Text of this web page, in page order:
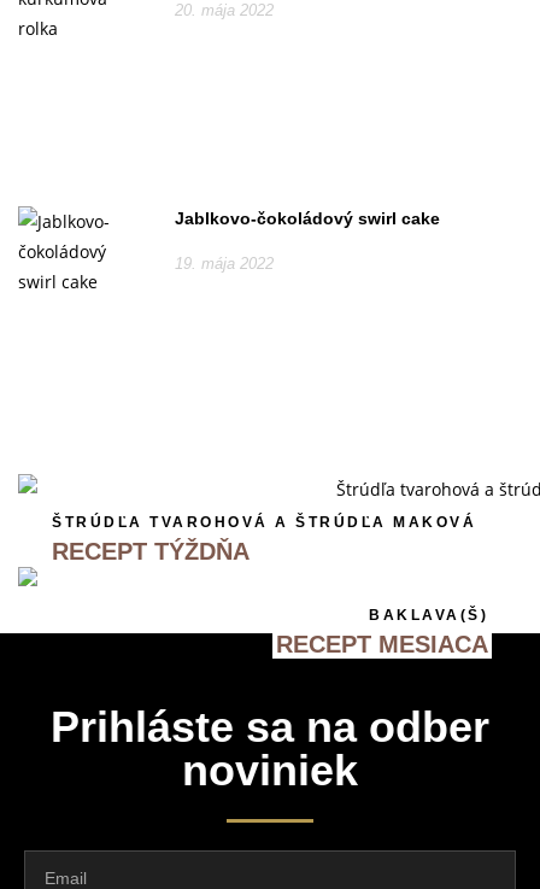
20. mája 2022
Jablkovo-čokoládový swirl cake
19. mája 2022
ŠTRÚDĽA TVAROHOVÁ A ŠTRÚDĽA MAKOVÁ
RECEPT TÝŽDŇA
BAKLAVA(Š)
RECEPT MESIACA
Prihláste sa na odber
noviniek